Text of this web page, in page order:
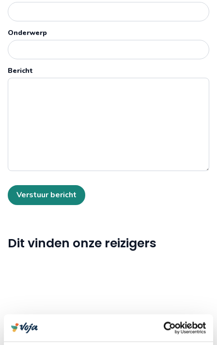
Onderwerp
Bericht
Verstuur bericht
Dit vinden onze reizigers